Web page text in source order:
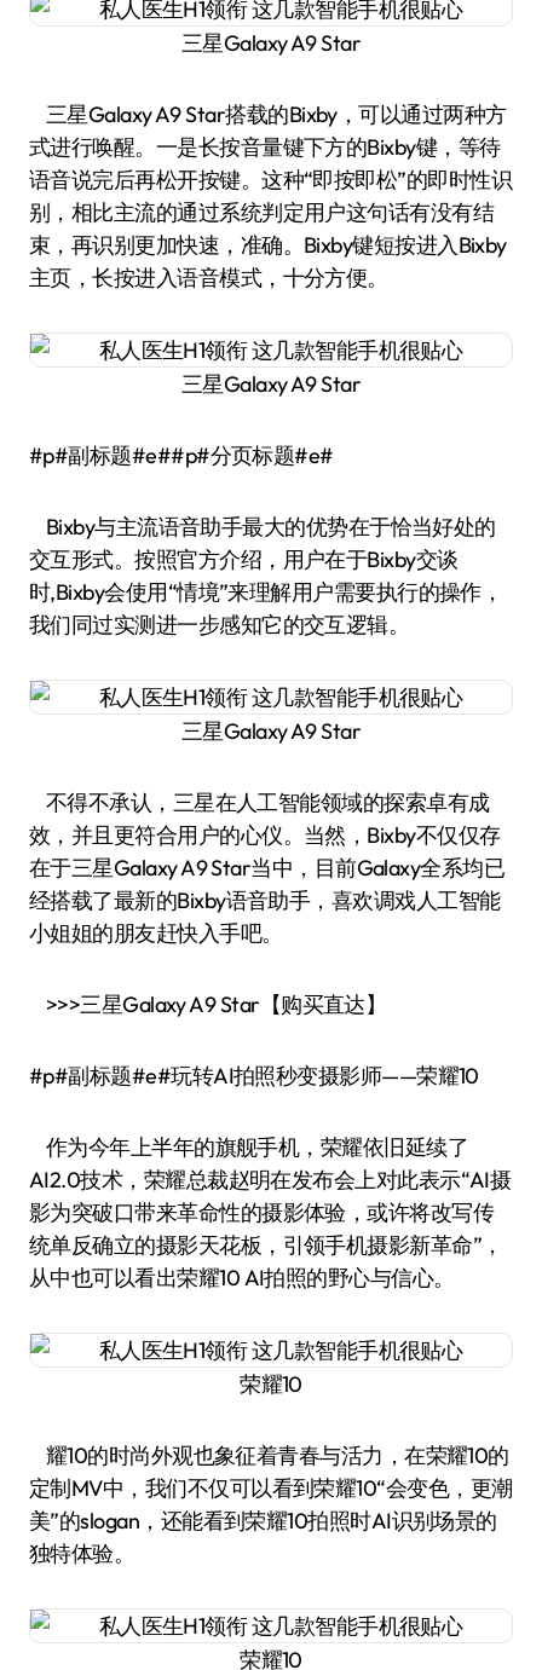
三星Galaxy A9 Star
三星Galaxy A9 Star搭载的Bixby，可以通过两种方
式进行唤醒。一是长按音量键下方的Bixby键，等待
语音说完后再松开按键。这种“即按即松”的即时性识
别，相比主流的通过系统判定用户这句话有没有结
束，再识别更加快速，准确。Bixby键短按进入Bixby
主页，长按进入语音模式，十分方便。
三星Galaxy A9 Star
#p#副标题#e##p#分页标题#e#
Bixby与主流语音助手最大的优势在于恰当好处的
交互形式。按照官方介绍，用户在于Bixby交谈
时,Bixby会使用“情境”来理解用户需要执行的操作，
我们同过实测进一步感知它的交互逻辑。
三星Galaxy A9 Star
不得不承认，三星在人工智能领域的探索卓有成
效，并且更符合用户的心仪。当然，Bixby不仅仅存
在于三星Galaxy A9 Star当中，目前Galaxy全系均已
经搭载了最新的Bixby语音助手，喜欢调戏人工智能
小姐姐的朋友赶快入手吧。
>>>三星Galaxy A9 Star【购买直达】
#p#副标题#e#玩转AI拍照秒变摄影师——荣耀10
作为今年上半年的旗舰手机，荣耀依旧延续了
AI2.0技术，荣耀总裁赵明在发布会上对此表示“AI摄
影为突破口带来革命性的摄影体验，或许将改写传
统单反确立的摄影天花板，引领手机摄影新革命”，
从中也可以看出荣耀10 AI拍照的野心与信心。
荣耀10
耀10的时尚外观也象征着青春与活力，在荣耀10的
定制MV中，我们不仅可以看到荣耀10“会变色，更潮
美”的slogan，还能看到荣耀10拍照时AI识别场景的
独特体验。
荣耀10